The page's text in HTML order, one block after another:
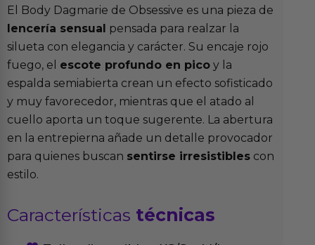
El Body Dagmarie de Obsessive es una pieza de
lencería sensual pensada para realzar la
silueta con elegancia y carácter. Su encaje rojo
fuego, el escote profundo en pico y la
espalda semiabierta crean un efecto sofisticado
y muy favorecedor, mientras que el atado al
cuello aporta un toque sugerente. La abertura
en la entrepierna añade un detalle provocador
para quienes buscan sentirse irresistibles con
estilo.
Características técnicas